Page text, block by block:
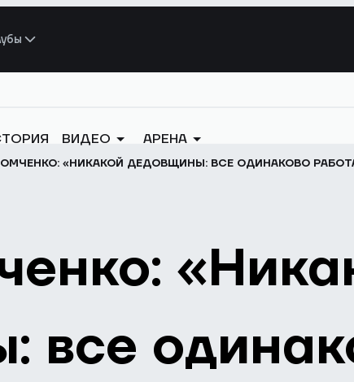
ВИДЕО АРЕНА
«НИКАКОЙ ДЕДОВЩИНЫ: ВСЕ ОДИНАКОВО
все